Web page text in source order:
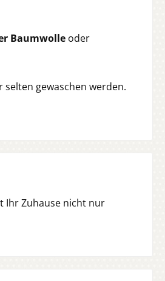
Baumwolle oder
gewaschen werden.
Ihr Zuhause nicht nur